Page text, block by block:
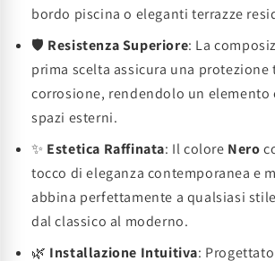
bordo piscina o eleganti terrazze
🛡️ Resistenza Superiore: La
prima scelta assicura una
corrosione, rendendolo un elemento
spazi esterni.
✨ Estetica Raffinata: Il colore Nero
tocco di eleganza contemporanea e
abbina perfettamente a qualsiasi
dal classico al moderno.
🌿 Installazione Intuitiva: